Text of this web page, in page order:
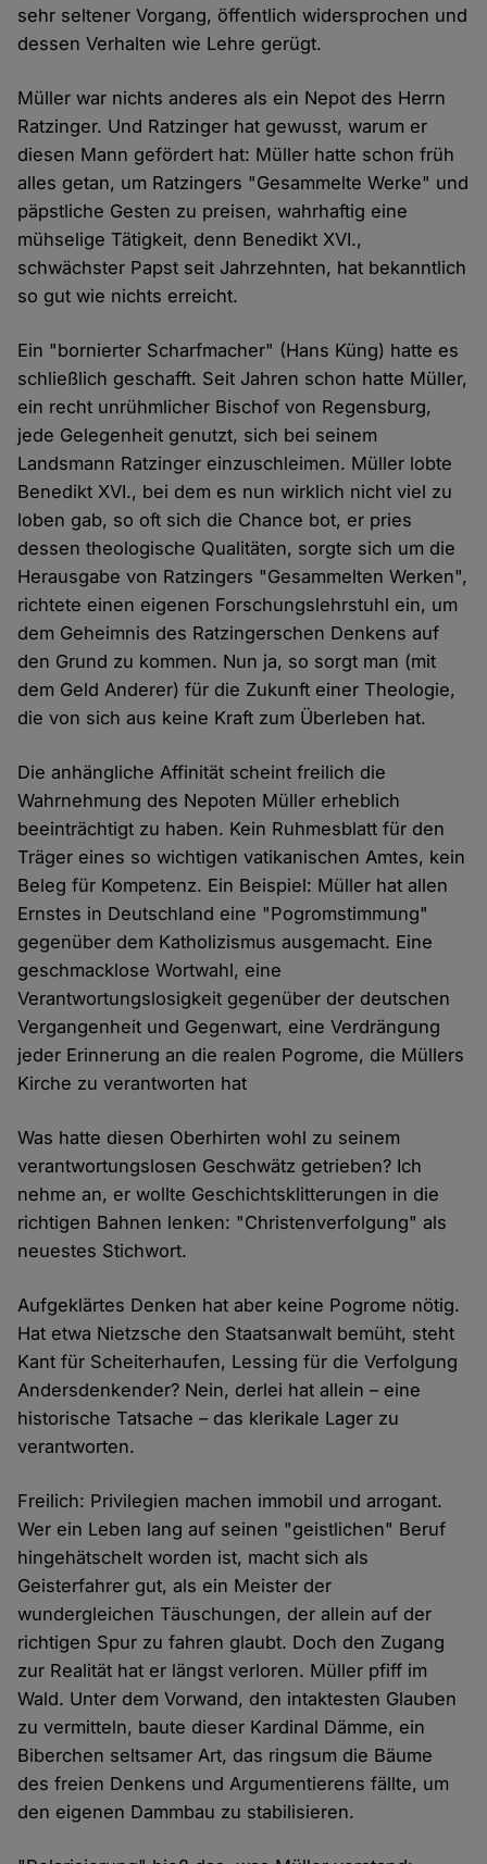
sehr seltener Vorgang, öffentlich widersprochen und
dessen Verhalten wie Lehre gerügt.
Müller war nichts anderes als ein Nepot des Herrn
Ratzinger. Und Ratzinger hat gewusst, warum er
diesen Mann gefördert hat: Müller hatte schon früh
alles getan, um Ratzingers "Gesammelte Werke" und
päpstliche Gesten zu preisen, wahrhaftig eine
mühselige Tätigkeit, denn Benedikt XVI.,
schwächster Papst seit Jahrzehnten, hat bekanntlich
so gut wie nichts erreicht.
Ein "bornierter Scharfmacher" (Hans Küng) hatte es
schließlich geschafft. Seit Jahren schon hatte Müller,
ein recht unrühmlicher Bischof von Regensburg,
jede Gelegenheit genutzt, sich bei seinem
Landsmann Ratzinger einzuschleimen. Müller lobte
Benedikt XVI., bei dem es nun wirklich nicht viel zu
loben gab, so oft sich die Chance bot, er pries
dessen theologische Qualitäten, sorgte sich um die
Herausgabe von Ratzingers "Gesammelten Werken",
richtete einen eigenen Forschungslehrstuhl ein, um
dem Geheimnis des Ratzingerschen Denkens auf
den Grund zu kommen. Nun ja, so sorgt man (mit
dem Geld Anderer) für die Zukunft einer Theologie,
die von sich aus keine Kraft zum Überleben hat.
Die anhängliche Affinität scheint freilich die
Wahrnehmung des Nepoten Müller erheblich
beeinträchtigt zu haben. Kein Ruhmesblatt für den
Träger eines so wichtigen vatikanischen Amtes, kein
Beleg für Kompetenz. Ein Beispiel: Müller hat allen
Ernstes in Deutschland eine "Pogromstimmung"
gegenüber dem Katholizismus ausgemacht. Eine
geschmacklose Wortwahl, eine
Verantwortungslosigkeit gegenüber der deutschen
Vergangenheit und Gegenwart, eine Verdrängung
jeder Erinnerung an die realen Pogrome, die Müllers
Kirche zu verantworten hat
Was hatte diesen Oberhirten wohl zu seinem
verantwortungslosen Geschwätz getrieben? Ich
nehme an, er wollte Geschichtsklitterungen in die
richtigen Bahnen lenken: "Christenverfolgung" als
neuestes Stichwort.
Aufgeklärtes Denken hat aber keine Pogrome nötig.
Hat etwa Nietzsche den Staatsanwalt bemüht, steht
Kant für Scheiterhaufen, Lessing für die Verfolgung
Andersdenkender? Nein, derlei hat allein – eine
historische Tatsache – das klerikale Lager zu
verantworten.
Freilich: Privilegien machen immobil und arrogant.
Wer ein Leben lang auf seinen "geistlichen" Beruf
hingehätschelt worden ist, macht sich als
Geisterfahrer gut, als ein Meister der
wundergleichen Täuschungen, der allein auf der
richtigen Spur zu fahren glaubt. Doch den Zugang
zur Realität hat er längst verloren. Müller pfiff im
Wald. Unter dem Vorwand, den intaktesten Glauben
zu vermitteln, baute dieser Kardinal Dämme, ein
Biberchen seltsamer Art, das ringsum die Bäume
des freien Denkens und Argumentierens fällte, um
den eigenen Dammbau zu stabilisieren.